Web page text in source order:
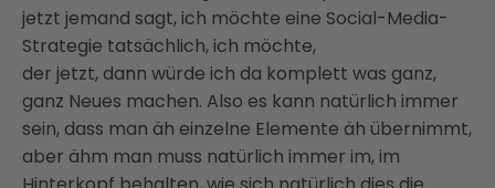
jetzt jemand sagt, ich möchte eine Social-Media-
Strategie tatsächlich, ich möchte,
der jetzt, dann würde ich da komplett was ganz,
ganz Neues machen. Also es kann natürlich immer
sein, dass man äh einzelne Elemente äh übernimmt,
aber ähm man muss natürlich immer im, im